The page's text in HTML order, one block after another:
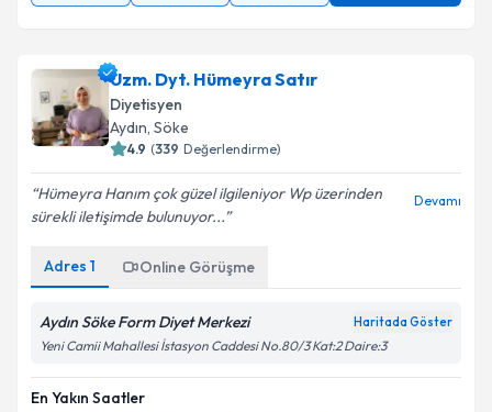
Uzm. Dyt. Hümeyra Satır
Diyetisyen
Aydın, Söke
4.9 (339 Değerlendirme)
Hümeyra Hanım çok güzel ilgileniyor Wp üzerinden
sürekli iletişimde bulunuyor...
Devamı
Adres 1 Online Görüşme
Aydın Söke Form Diyet Merkezi Haritada Göster
Yeni Camii Mahallesi İstasyon Caddesi No.80/3 Kat:2 Daire:3
En Yakın Saatler